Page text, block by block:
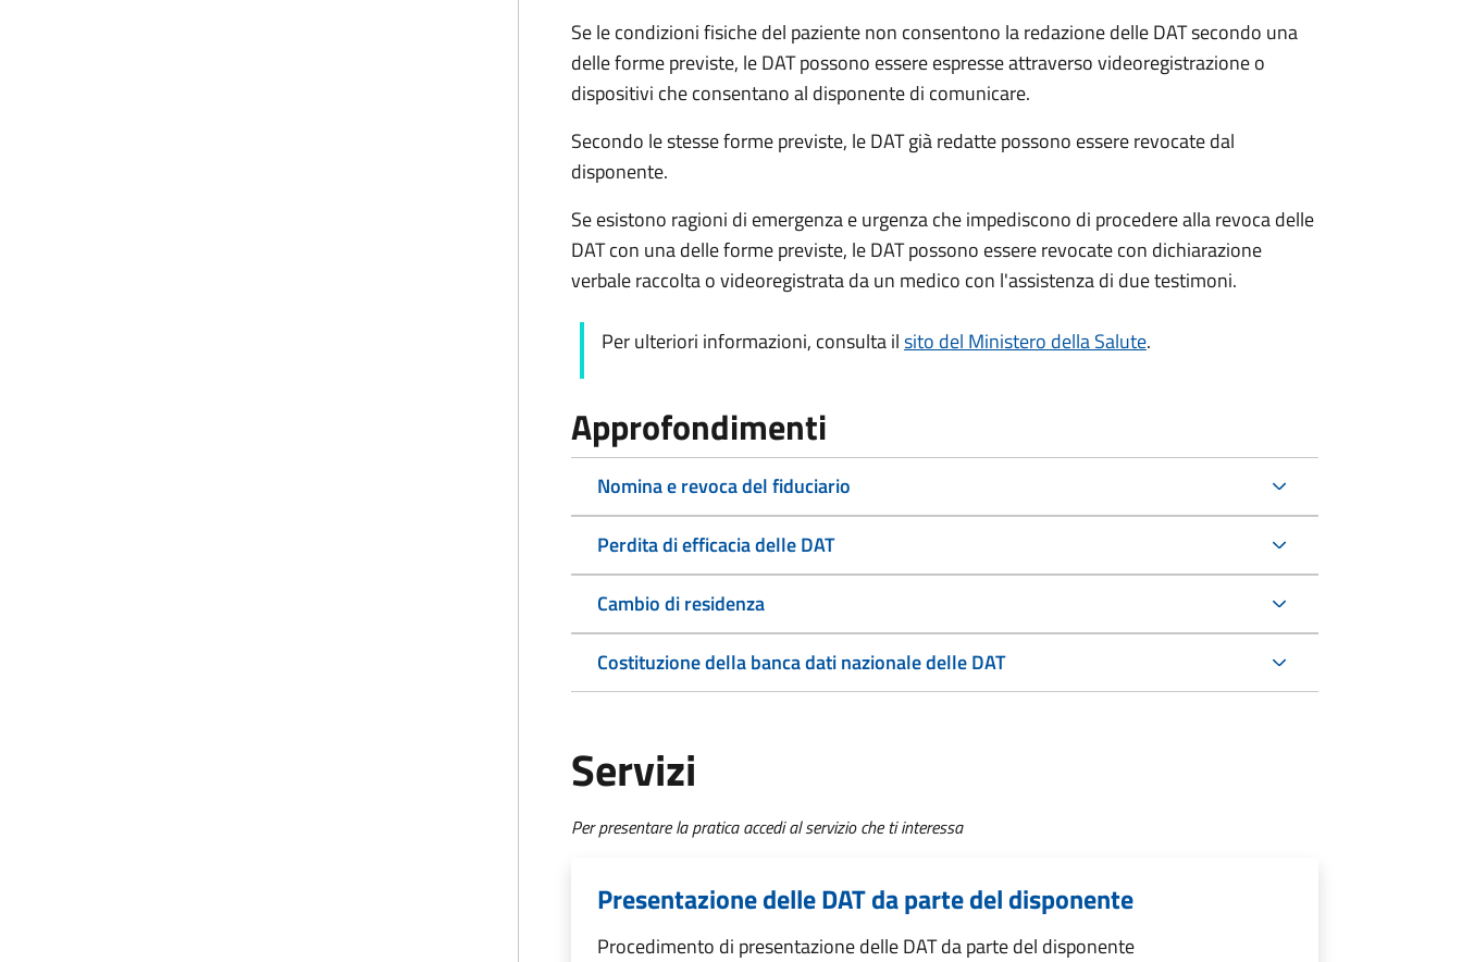
Se le condizioni fisiche del paziente non consentono la redazione delle DAT secondo una
delle forme previste, le DAT possono essere espresse attraverso videoregistrazione o
dispositivi che consentano al disponente di comunicare.
Secondo le stesse forme previste, le DAT già redatte possono essere revocate dal
disponente.
Se esistono ragioni di emergenza e urgenza che impediscono di procedere alla revoca delle
DAT con una delle forme previste, le DAT possono essere revocate con dichiarazione
verbale raccolta o videoregistrata da un medico con l'assistenza di due testimoni.
Per ulteriori informazioni, consulta ilsito del Ministero della Salute.
Approfondimenti
Nomina e revoca del fiduciario
Perdita di efficacia delle DAT
Cambio di residenza
Costituzione della banca dati nazionale delle DAT
Servizi
Per presentare la pratica accedi al servizio che ti interessa
Presentazione delle DAT da parte del disponente
Procedimento di presentazione delle DAT da parte del disponente